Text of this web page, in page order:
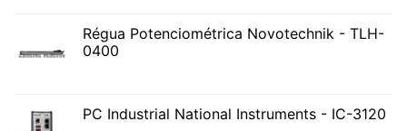
Régua Potenciométrica Novotechnik - TLH-
0400
PC Industrial National Instruments - IC-3120